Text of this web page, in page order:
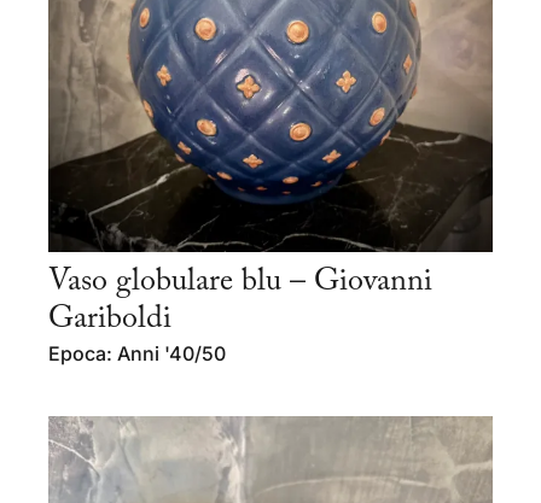
Vaso globulare blu – Giovanni
Gariboldi
Epoca: Anni '40/50